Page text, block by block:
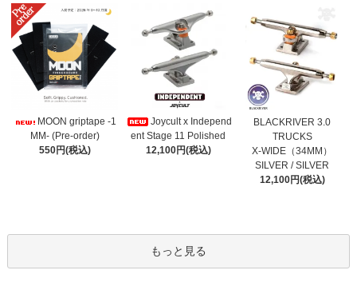
MOON griptape -1
MM- (Pre-order)
550円(税込)
Joycult x Independ
ent Stage 11 Polished
12,100円(税込)
BLACKRIVER 3.0
TRUCKS
X-WIDE（34MM）
SILVER / SILVER
12,100円(税込)
もっと見る